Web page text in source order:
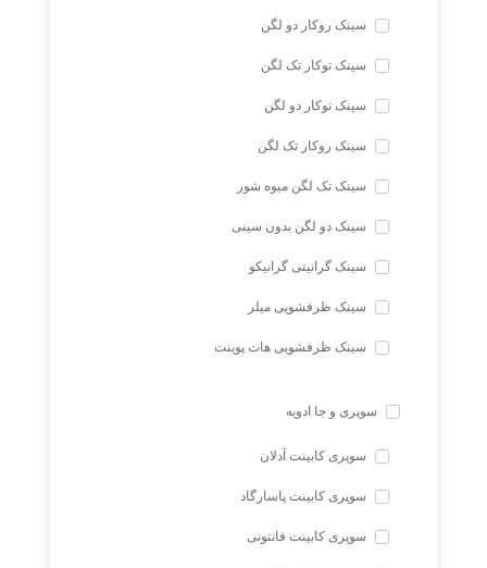
سینک روکار دو لگن
سینک توکار تک لگن
سینک توکار دو لگن
سینک روکار تک لگن
سینک تک لگن میوه شور
سینک دو لگن بدون سینی
سینک گرانیتی گرانیکو
سینک ظرفشویی میلر
سینک ظرفشویی هات پوینت
سوپری و جا ادویه
سوپری کابینت آدلان
سوپری کابینت پاسارگاد
سوپری کابینت فانتونی